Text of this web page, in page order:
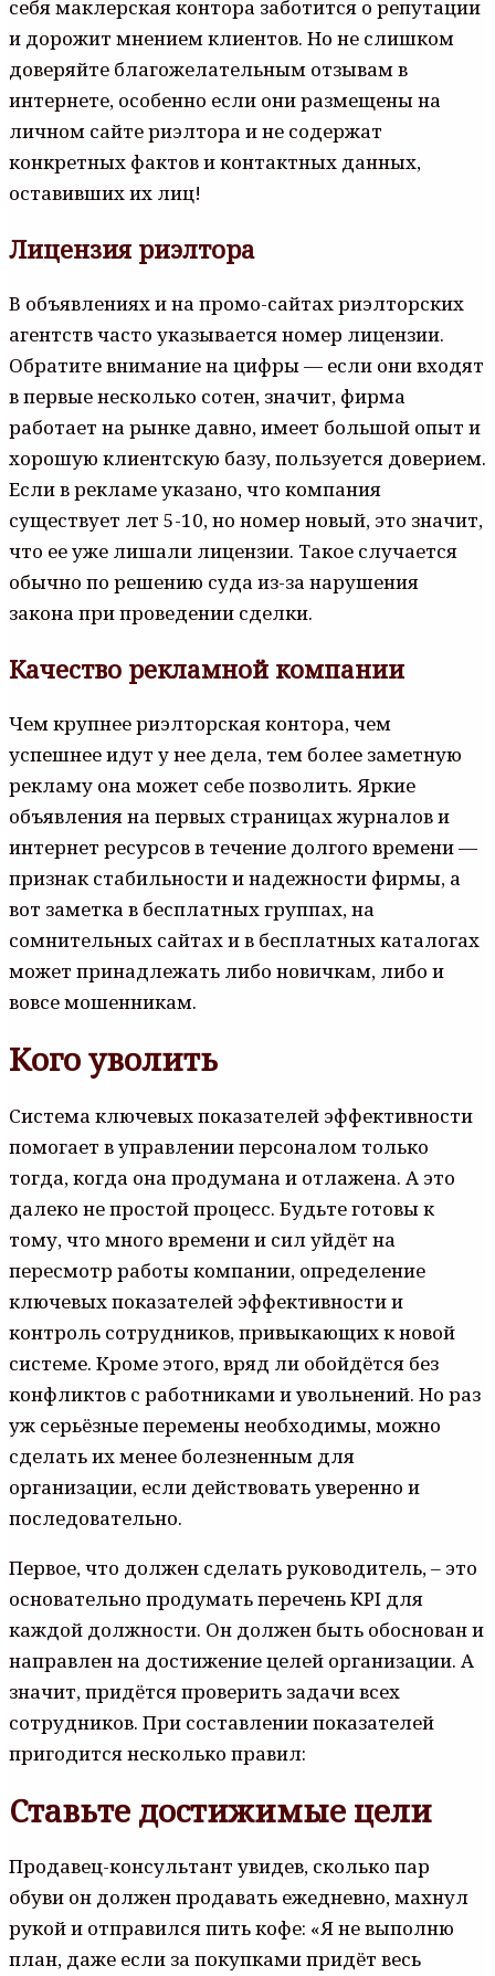
себя маклерская контора заботится о репутации
и дорожит мнением клиентов. Но не слишком
доверяйте благожелательным отзывам в
интернете, особенно если они размещены на
личном сайте риэлтора и не содержат
конкретных фактов и контактных данных,
оставивших их лиц!
Лицензия риэлтора
В объявлениях и на промо-сайтах риэлторских
агентств часто указывается номер лицензии.
Обратите внимание на цифры — если они входят
в первые несколько сотен, значит, фирма
работает на рынке давно, имеет большой опыт и
хорошую клиентскую базу, пользуется доверием.
Если в рекламе указано, что компания
существует лет 5-10, но номер новый, это значит,
что ее уже лишали лицензии. Такое случается
обычно по решению суда из-за нарушения
закона при проведении сделки.
Качество рекламной компании
Чем крупнее риэлторская контора, чем
успешнее идут у нее дела, тем более заметную
рекламу она может себе позволить. Яркие
объявления на первых страницах журналов и
интернет ресурсов в течение долгого времени —
признак стабильности и надежности фирмы, а
вот заметка в бесплатных группах, на
сомнительных сайтах и в бесплатных каталогах
может принадлежать либо новичкам, либо и
вовсе мошенникам.
Кого уволить
Система ключевых показателей эффективности
помогает в управлении персоналом только
тогда, когда она продумана и отлажена. А это
далеко не простой процесс. Будьте готовы к
тому, что много времени и сил уйдёт на
пересмотр работы компании, определение
ключевых показателей эффективности и
контроль сотрудников, привыкающих к новой
системе. Кроме этого, вряд ли обойдётся без
конфликтов с работниками и увольнений. Но раз
уж серьёзные перемены необходимы, можно
сделать их менее болезненным для
организации, если действовать уверенно и
последовательно.
Первое, что должен сделать руководитель, – это
основательно продумать перечень KPI для
каждой должности. Он должен быть обоснован и
направлен на достижение целей организации. А
значит, придётся проверить задачи всех
сотрудников. При составлении показателей
пригодится несколько правил:
Ставьте достижимые цели
Продавец-консультант увидев, сколько пар
обуви он должен продавать ежедневно, махнул
рукой и отправился пить кофе: «Я не выполню
план, даже если за покупками придёт весь